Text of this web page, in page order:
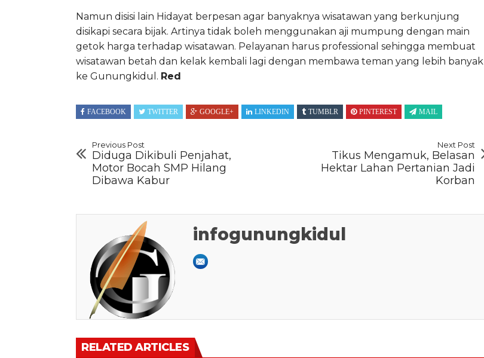
Namun disisi lain Hidayat berpesan agar banyaknya wisatawan yang berkunjung
disikapi secara bijak. Artinya tidak boleh menggunakan aji mumpung dengan main
getok harga terhadap wisatawan. Pelayanan harus professional sehingga membuat
wisatawan betah dan kelak kembali lagi dengan membawa teman yang lebih banyak
ke Gunungkidul. Red
FACEBOOK TWITTER GOOGLE+ LINKEDIN TUMBLR PINTEREST MAIL
Previous Post
Diduga Dikibuli Penjahat,
Motor Bocah SMP Hilang
Dibawa Kabur
Next Post
Tikus Mengamuk, Belasan
Hektar Lahan Pertanian Jadi
Korban
infogunungkidul
RELATED ARTICLES